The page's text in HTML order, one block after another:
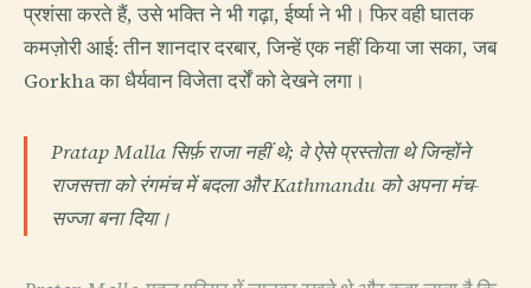
प्रशंसा करते हैं, उसे भक्ति ने भी गढ़ा, ईर्ष्या ने भी। फिर वही घातक
कमज़ोरी आई: तीन शानदार दरबार, जिन्हें एक नहीं किया जा सका, जब
Gorkha का धैर्यवान विजेता दर्रों को देखने लगा।
Pratap Malla सिर्फ़ राजा नहीं थे; वे ऐसे प्रस्तोता थे जिन्होंने
राजसत्ता को रंगमंच में बदला और Kathmandu को अपना मंच-
सज्जा बना दिया।